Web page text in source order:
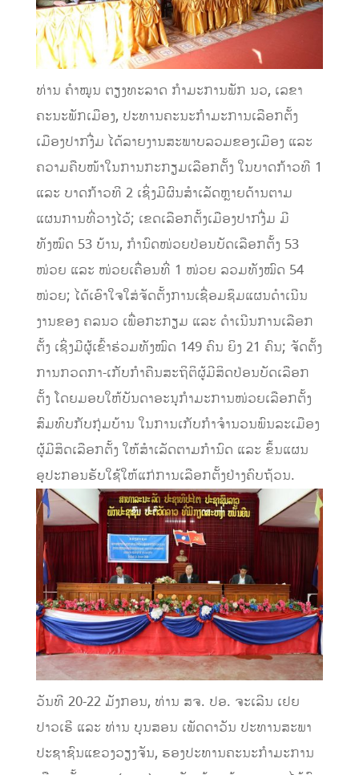
ທ່ານ ຄຳໝູນ ຕຽງທະລາດ ກໍາມະການພັກ ນວ, ເລຂາ
ຄະນະພັກເມືອງ, ປະທານຄະນະກໍາມະການເລືອກຕັ້ງ
ເມືອງປາກງື່ມ ໄດ້ລາຍງານສະພາບລວມຂອງເມືອງ ແລະ
ຄວາມຄືບໜ້າໃນການກະກຽມເລືອກຕັ້ງ ໃນບາດກ້າວທີ 1
ແລະ ບາດກ້າວທີ 2 ເຊິ່ງມີຜົນສໍາເລັດຫຼາຍດ້ານຕາມ
ແຜນການທີ່ວາງໄວ້; ເຂດເລືອກຕັ້ງເມືອງປາກງື່ມ ມີ
ທັງໝົດ 53 ບ້ານ, ກຳນົດໜ່ວຍປ່ອນບັດເລືອກຕັ້ງ 53
ໜ່ວຍ ແລະ ໜ່ວຍເຄື່ອນທີ່ 1 ໜ່ວຍ ລວມທັງໝົດ 54
ໜ່ວຍ; ໄດ້ເອົາໃຈໃສ່ຈັດຕັ້ງການເຊື່ອມຊຶມແຜນດໍາເນີນ
ງານຂອງ ຄລນວ ເພື່ອກະກຽມ ແລະ ດໍາເນີນການເລືອກ
ຕັ້ງ ເຊິ່ງມີຜູ້ເຂົ້າຮ່ວມທັງໝົດ 149 ຄົນ ຍິງ 21 ຄົນ; ຈັດຕັ້ງ
ການກວດກາ-ເກັບກຳຄືນສະຖິຕິຜູ້ມີສິດປ່ອນບັດເລືອກ
ຕັ້ງ ໂດຍມອບໃຫ້ບັນດາອະນຸກຳມະການໜ່ວຍເລືອກຕັ້ງ
ສົມທົບກັບກຸ່ມບ້ານ ໃນການເກັບກຳຈຳນວນພົນລະເມືອງ
ຜູ້ມີສິດເລືອກຕັ້ງ ໃຫ້ສໍາເລັດຕາມກຳນົດ ແລະ ຂຶ້ນແຜນ
ອຸປະກອນຮັບໃຊ້ໃຫ້ແກ່ການເລືອກຕັ້ງຢ່າງຄົບຖ້ວນ.
ວັນທີ 20-22 ມັງກອນ, ທ່ານ ສຈ. ປອ. ຈະເລີນ ເຢຍ
ປາວເຮີ ແລະ ທ່ານ ບຸນສອນ ເພັດດາວັນ ປະທານສະພາ
ປະຊາຊົນແຂວງວຽງຈັນ, ຮອງປະທານຄະນະກໍາມະການ